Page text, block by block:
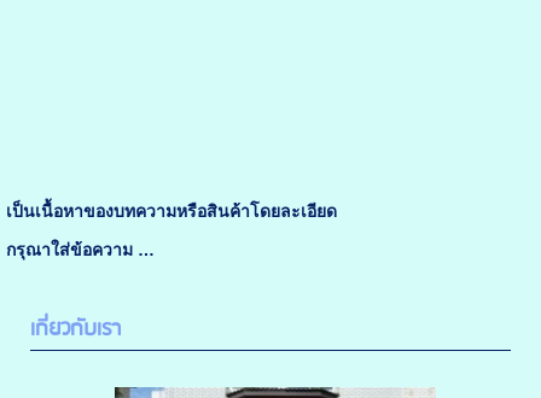
เป็นเนื้อหาของบทความหรือสินค้าโดยละเอียด
กรุณาใส่ข้อความ …
เกี่ยวกับเรา